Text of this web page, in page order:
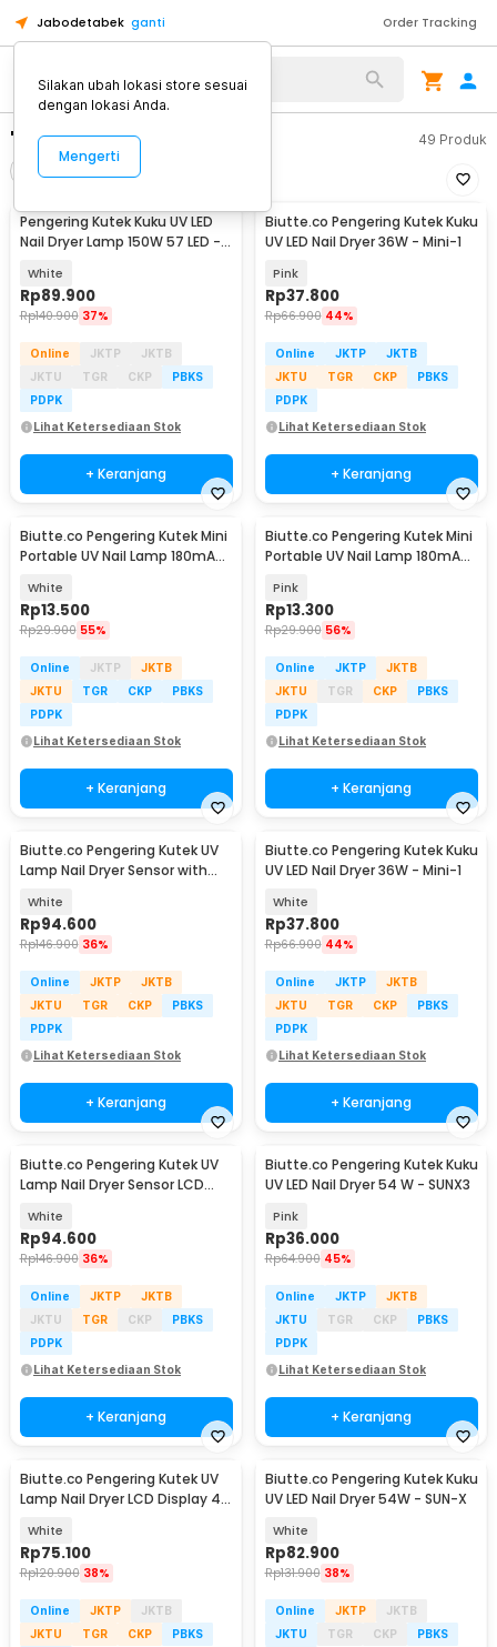
Jabodetabek ganti Order Tracking
"pengering kutek" 49 Produk
Urutkan
Pengering Kutek Kuku UV LED
Nail Dryer Lamp 150W 57 LED -
White
Rp89.900
Rp140.900 37%
Online JKTP
JKTB
JKTU
TGR CKP
PBKS
PDPK
Lihat Ketersediaan Stok
+ Keranjang
Biutte.co Pengering Kutek Kuku
UV LED Nail Dryer 36W - Mini-1
Pink
Rp37.800
Rp66.900 44%
Online JKTP
JKTB
JKTU
TGR CKP
PBKS
PDPK
Lihat Ketersediaan Stok
+ Keranjang
Biutte.co Pengering Kutek Mini
Portable UV Nail Lamp 180mAh
White
Rp13.500
Rp29.900 55%
Online JKTP
JKTB
JKTU
TGR CKP
PBKS
PDPK
Lihat Ketersediaan Stok
+ Keranjang
Biutte.co Pengering Kutek Mini
Portable UV Nail Lamp 180mAh
Pink
Rp13.300
Rp29.900 56%
Online JKTP
JKTB
JKTU
TGR CKP
PBKS
PDPK
Lihat Ketersediaan Stok
+ Keranjang
Biutte.co Pengering Kutek UV
Lamp Nail Dryer Sensor with
White
Rp94.600
Rp146.900 36%
Online JKTP
JKTB
JKTU
TGR CKP
PBKS
PDPK
Lihat Ketersediaan Stok
+ Keranjang
Biutte.co Pengering Kutek Kuku
UV LED Nail Dryer 36W - Mini-1
White
Rp37.800
Rp66.900 44%
Online JKTP
JKTB
JKTU
TGR CKP
PBKS
PDPK
Lihat Ketersediaan Stok
+ Keranjang
Biutte.co Pengering Kutek UV
Lamp Nail Dryer Sensor LCD
White
Rp94.600
Rp146.900 36%
Online JKTP
JKTB
JKTU
TGR CKP
PBKS
PDPK
Lihat Ketersediaan Stok
+ Keranjang
Biutte.co Pengering Kutek Kuku
UV LED Nail Dryer 54 W - SUNX3
Pink
Rp36.000
Rp64.900 45%
Online JKTP
JKTB
JKTU
TGR CKP
PBKS
PDPK
Lihat Ketersediaan Stok
+ Keranjang
Biutte.co Pengering Kutek UV
Lamp Nail Dryer LCD Display 45
White
Rp75.100
Rp120.900 38%
Online JKTP
JKTB
JKTU
TGR CKP
PBKS
Biutte.co Pengering Kutek Kuku
UV LED Nail Dryer 54W - SUN-X
White
Rp82.900
Rp131.900 38%
Online JKTP
JKTB
JKTU
TGR CKP
PBKS
Silakan ubah lokasi store sesuai
dengan lokasi Anda.
Mengerti